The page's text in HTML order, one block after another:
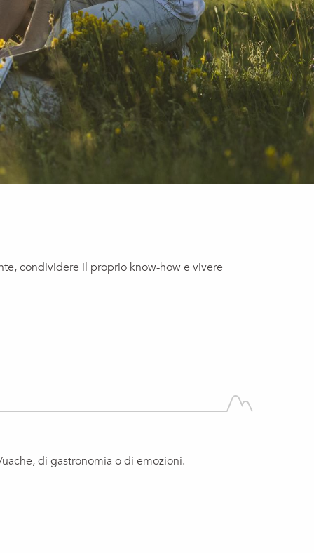
condividere il proprio know-how e vivere
di gastronomia o di emozioni.